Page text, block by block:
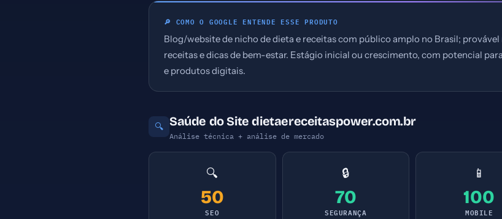
🔎 COMO O GOOGLE ENTENDE ESSE PRODUTO
Blog/website de nicho de dieta e receitas com público amplo no Brasil;
receitas e dicas de bem-estar. Estágio inicial ou crescimento, com potencial
e produtos digitais.
🔍 Saúde do Site dietaereceitaspower.com.br
Análise técnica + análise de mercado
🔍
50
SEO
🔒
70
SEGURANÇA
📱
100
MOBILE